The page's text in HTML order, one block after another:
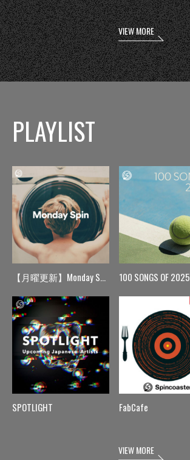
VIEW MORE
PLAYLIST
【月曜更新】Monday Spin
SPOTLIGHT
100 SONGS OF 2025
FabCafe
VIEW MORE